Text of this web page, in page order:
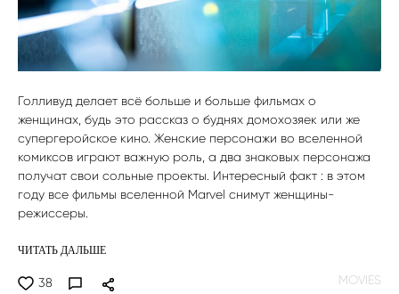
Голливуд делает всё больше и больше фильмах о
женщинах, будь это рассказ о буднях домохозяек или же
супергеройское кино. Женские персонажи во вселенной
комиксов играют важную роль, а два знаковых персонажа
получат свои сольные проекты. Интересный факт : в этом
году все фильмы вселенной Marvel снимут женщины-
режиссеры.
ЧИТАТЬ ДАЛЬШЕ
38 MOVIES